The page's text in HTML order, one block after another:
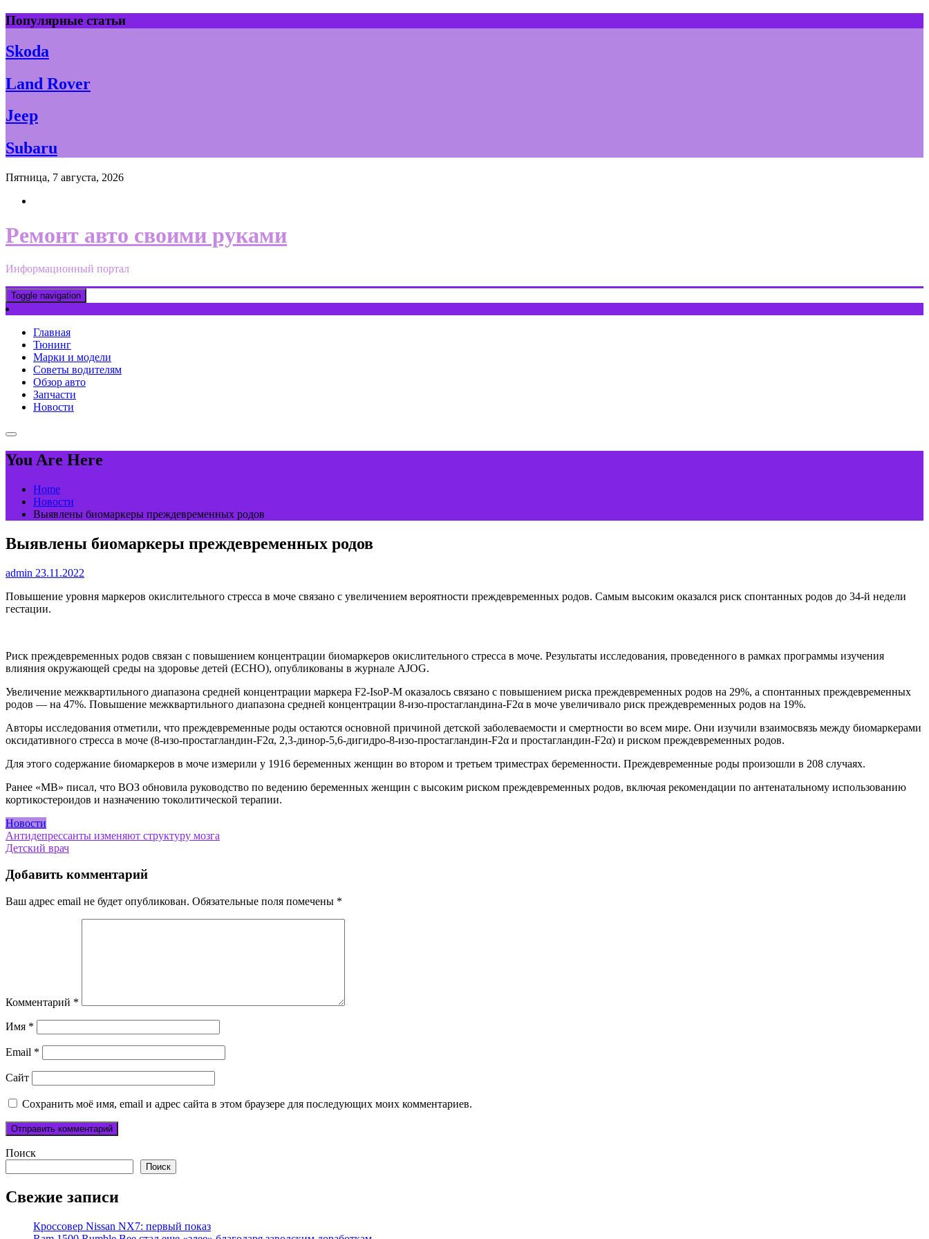
Skip
to
content
Популярные статьи
Skoda
Land Rover
Jeep
Subaru
Пятница, 7 августа, 2026
Ремонт авто своими руками
Информационный портал
Toggle navigation
Главная
Тюнинг
Марки и модели
Советы водителям
Обзор авто
Запчасти
Новости
You Are Here
Home
Новости
Выявлены биомаркеры преждевременных родов
Выявлены биомаркеры преждевременных родов
admin 23.11.2022
Повышение уровня маркеров окислительного стресса в моче связано с увеличением вероятности преждевременных родов. Самым высоким оказался риск спонтанных родов до 34-й недели
гестации.
Риск преждевременных родов связан c повышением концентрации биомаркеров окислительного стресса в моче. Результаты исследования, проведенного в рамках программы изучения
влияния окружающей среды на здоровье детей (ECHO), опубликованы в журнале AJOG.
Увеличение межквартильного диапазона средней концентрации маркера F2-IsoP-M оказалось связано с повышением риска преждевременных родов на 29%, а спонтанных преждевременных
родов — на 47%. Повышение межквартильного диапазона средней концентрации 8-изо-простагландина-F2α в моче увеличивало риск преждевременных родов на 19%.
Авторы исследования отметили, что преждевременные роды остаются основной причиной детской заболеваемости и смертности во всем мире. Они изучили взаимосвязь между биомаркерами
оксидативного стресса в моче (8-изо-простагландин-F2α, 2,3-динор-5,6-дигидро-8-изо-простагландин-F2α и простагландин-F2α) и риском преждевременных родов.
Для этого содержание биомаркеров в моче измерили у 1916 беременных женщин во втором и третьем триместрах беременности. Преждевременные роды произошли в 208 случаях.
Ранее «МВ» писал, что ВОЗ обновила руководство по ведению беременных женщин с высоким риском преждевременных родов, включая рекомендации по антенатальному использованию
кортикостероидов и назначению токолитической терапии.
Новости
Навигация
по
записям
Антидепрессанты изменяют структуру мозга
Детский врач
Добавить комментарий
Ваш адрес email не будет опубликован. Обязательные поля помечены *
Комментарий *
Имя *
Email *
Сайт
Сохранить моё имя, email и адрес сайта в этом браузере для последующих моих комментариев.
Поиск
Поиск
Свежие записи
Кроссовер Nissan NX7: первый показ